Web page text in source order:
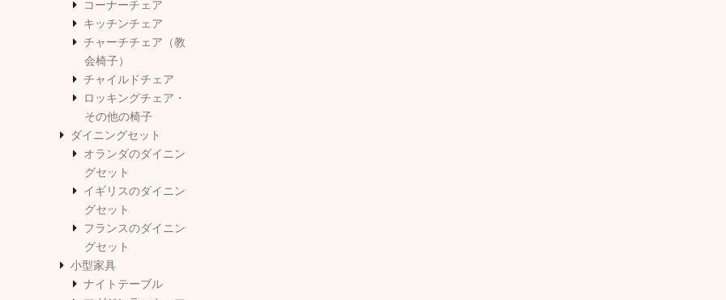
コーナーチェア
キッチンチェア
チャーチチェア（教
会椅子）
チャイルドチェア
ロッキングチェア・
その他の椅子
ダイニングセット
オランダのダイニン
グセット
イギリスのダイニン
グセット
フランスのダイニン
グセット
小型家具
ナイトテーブル